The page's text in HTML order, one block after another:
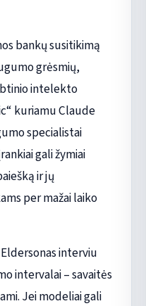
bankų susitikimą
grėsmių,
intelekto
kuriamu Claude
specialistai
gali žymiai
ir jų
per mažai laiko
interviu
intervalai – savaitės
Jei modeliai gali